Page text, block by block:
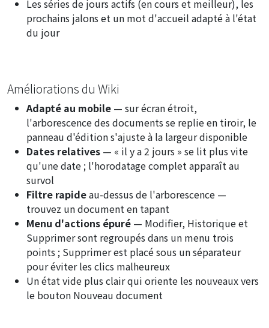
Les séries de jours actifs (en cours et meilleur), les
prochains jalons et un mot d'accueil adapté à l'état
du jour
Améliorations du Wiki
Adapté au mobile — sur écran étroit,
l'arborescence des documents se replie en tiroir, le
panneau d'édition s'ajuste à la largeur disponible
Dates relatives — « il y a 2 jours » se lit plus vite
qu'une date ; l'horodatage complet apparaît au
survol
Filtre rapideau-dessus de l'arborescence —
trouvez un document en tapant
Menu d'actions épuré — Modifier, Historique et
Supprimer sont regroupés dans un menu trois
points ; Supprimer est placé sous un séparateur
pour éviter les clics malheureux
Un état vide plus clair qui oriente les nouveaux vers
le bouton Nouveau document